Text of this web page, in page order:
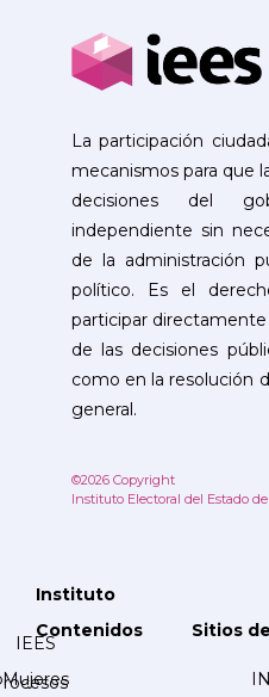
La participación
mecanismos para que
decisiones del
independiente sin
de la administración
político. Es el
participar
de las decisiones
como en la resolución
general.
©2026 Copyright
Instituto Electoral del Estado
Instituto
IEES
Contenidos
Mujeres
Sitios